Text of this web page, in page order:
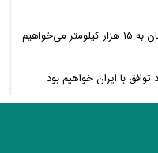
امام‌ جمعه اهواز: با افزایش برد موشک‌هایمان به ۱۵ هزار کیلومتر می‌خواهیم
با ایران خواهیم بود
بدون توافق، بدون